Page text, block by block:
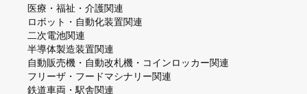
医療・福祉・介護関連
ロボット・自動化装置関連
二次電池関連
半導体製造装置関連
自動販売機・自動改札機・コインロッカー関連
フリーザ・フードマシナリー関連
鉄道車両・駅舎関連